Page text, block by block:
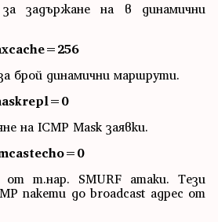
задържане на в динамични
брой динамични маршрути.
на ICMP Mask заявки.
т.нар. SMURF атаки. Тези
пакети до broadcast адрес от